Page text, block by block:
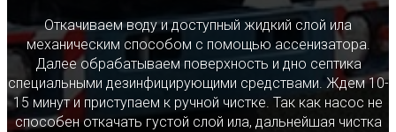
Откачиваем воду и доступный жидкий слой ила
механическим способом с помощью ассенизатора.
Далее обрабатываем поверхность и дно септика
специальными дезинфицирующими средствами. Ждем 10-
15 минут и приступаем к ручной чистке. Так как насос не
способен откачать густой слой ила, дальнейшая чистка